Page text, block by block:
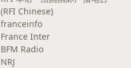
(RFI Chinese)
franceinfo
France Inter
BFM Radio
NRJ